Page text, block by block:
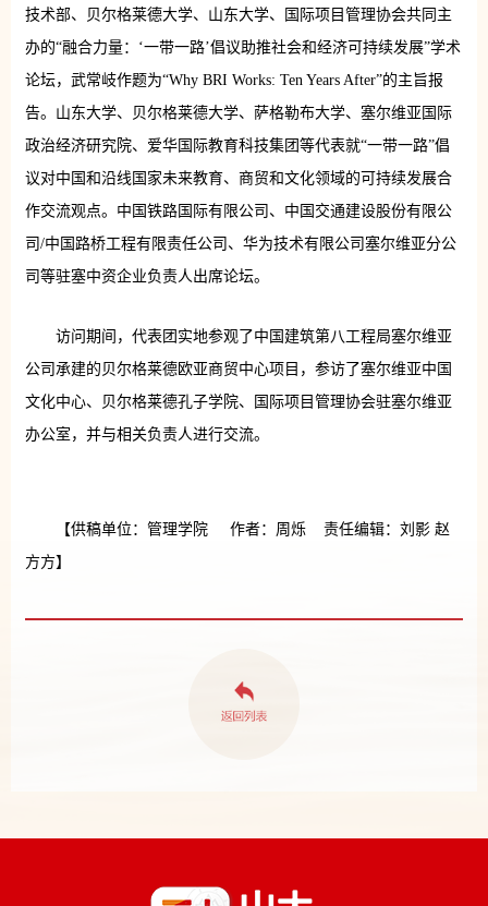
技术部、贝尔格莱德大学、山东大学、国际项目管理协会共同主
办的“融合力量：‘一带一路’倡议助推社会和经济可持续发展”学术
论坛，武常岐作题为“Why BRI Works: Ten Years After”的主旨报
告。山东大学、贝尔格莱德大学、萨格勒布大学、塞尔维亚国际
政治经济研究院、爱华国际教育科技集团等代表就“一带一路”倡
议对中国和沿线国家未来教育、商贸和文化领域的可持续发展合
作交流观点。中国铁路国际有限公司、中国交通建设股份有限公
司/中国路桥工程有限责任公司、华为技术有限公司塞尔维亚分公
司等驻塞中资企业负责人出席论坛。
访问期间，代表团实地参观了中国建筑第八工程局塞尔维亚
公司承建的贝尔格莱德欧亚商贸中心项目，参访了塞尔维亚中国
文化中心、贝尔格莱德孔子学院、国际项目管理协会驻塞尔维亚
办公室，并与相关负责人进行交流。
【供稿单位：管理学院 作者：周烁 责任编辑：刘影 赵
方方】